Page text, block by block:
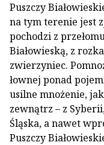
Puszczy
na tym terenie jest
pochodzi z
Białowieską, z
zwierzyniec.
łownej ponad
usilne mnożenie,
zewnątrz – z
Śląska, a nawet
Puszczy